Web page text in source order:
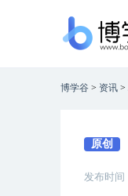
博学谷 > 资讯 >
原创
发布时间